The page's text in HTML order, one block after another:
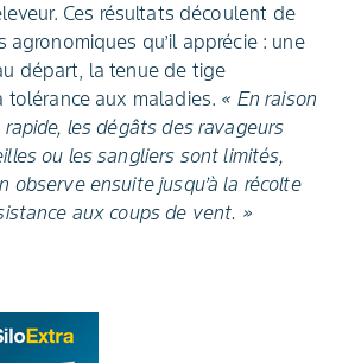
Ces résultats découlent de
agronomiques qu’il apprécie : une
départ, la tenue de tige
tolérance aux maladies. « En raison
rapide, les dégâts des ravageurs
ou les sangliers sont limités,
observe ensuite jusqu’à la récolte
aux coups de vent. »